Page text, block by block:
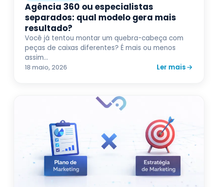
Agência 360 ou especialistas
separados: qual modelo gera mais
resultado?
Você já tentou montar um quebra-cabeça com
peças de caixas diferentes? É mais ou menos
assim...
18 maio, 2026
Ler mais